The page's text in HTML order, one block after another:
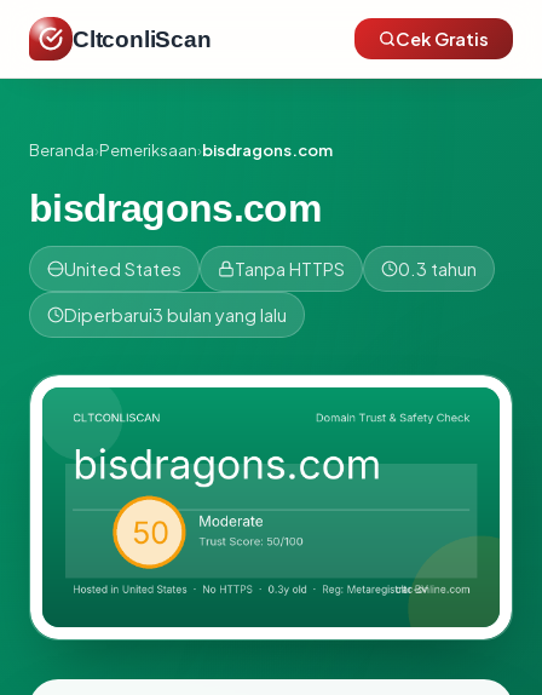
CltconliScan Cek Gratis
Beranda›Pemeriksaan›bisdragons.com
bisdragons.com
United States Tanpa HTTPS 0.3 tahun
Diperbarui3 bulan yang lalu